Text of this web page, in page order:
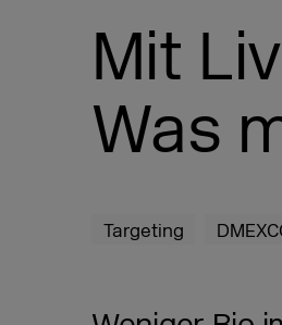
Newsletter
Mit
Was
Targeting